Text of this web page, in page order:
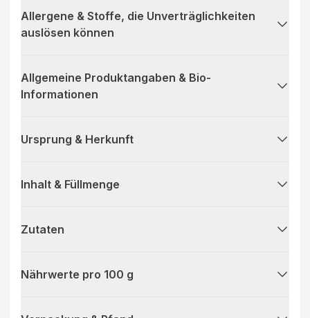
Allergene & Stoffe, die Unverträglichkeiten
auslösen können
Allgemeine Produktangaben & Bio-
Informationen
Ursprung & Herkunft
Inhalt & Füllmenge
Zutaten
Nährwerte pro 100 g